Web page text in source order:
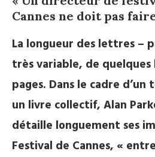
Cannes ne doit pas
La longueur des lettres –
très variable, de quelques
pages. Dans le cadre
un livre collectif, Alan
détaille longuement ses
Festival de Cannes, «